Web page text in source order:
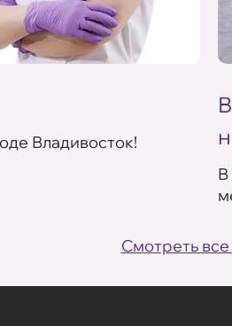
Владивосток!
В
Смотреть